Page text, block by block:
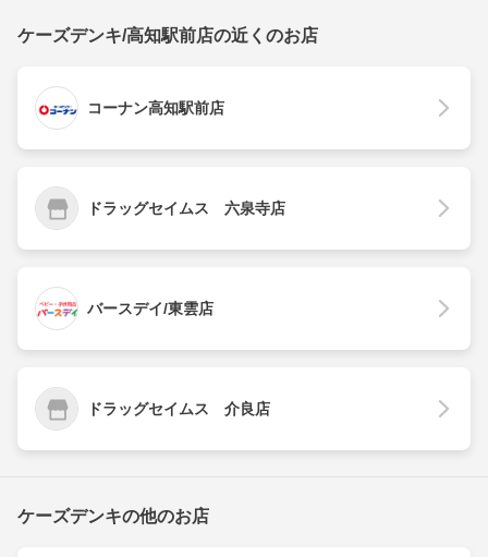
ケーズデンキ/高知駅前店の近くのお店
コーナン高知駅前店
ドラッグセイムス 六泉寺店
バースデイ/東雲店
ドラッグセイムス 介良店
ケーズデンキの他のお店